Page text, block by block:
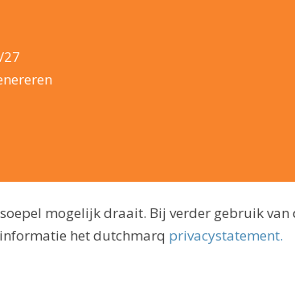
27
mogelijk draait. Bij verder gebruik van
het dutchmarq privacystatement.